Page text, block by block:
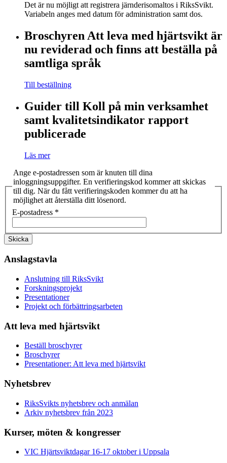
Det är nu möjligt att registrera järnderisomaltos i RiksSvikt.
Variabeln anges med datum för administration samt dos.
Broschyren Att leva med hjärtsvikt är
nu reviderad och finns att beställa på
samtliga språk
Till beställning
Guider till Koll på min verksamhet
samt kvalitetsindikator rapport
publicerade
Läs mer
Ange e-postadressen som är knuten till dina
inloggningsuppgifter. En verifieringskod kommer att skickas
till dig. När du fått verifieringskoden kommer du att ha
möjlighet att återställa ditt lösenord.
E-postadress *
Skicka
Anslagstavla
Anslutning till RiksSvikt
Forskningsprojekt
Presentationer
Projekt och förbättringsarbeten
Att leva med hjärtsvikt
Beställ broschyrer
Broschyrer
Presentationer: Att leva med hjärtsvikt
Nyhetsbrev
RiksSvikts nyhetsbrev och anmälan
Arkiv nyhetsbrev från 2023
Kurser, möten & kongresser
VIC Hjärtsviktdagar 16-17 oktober i Uppsala